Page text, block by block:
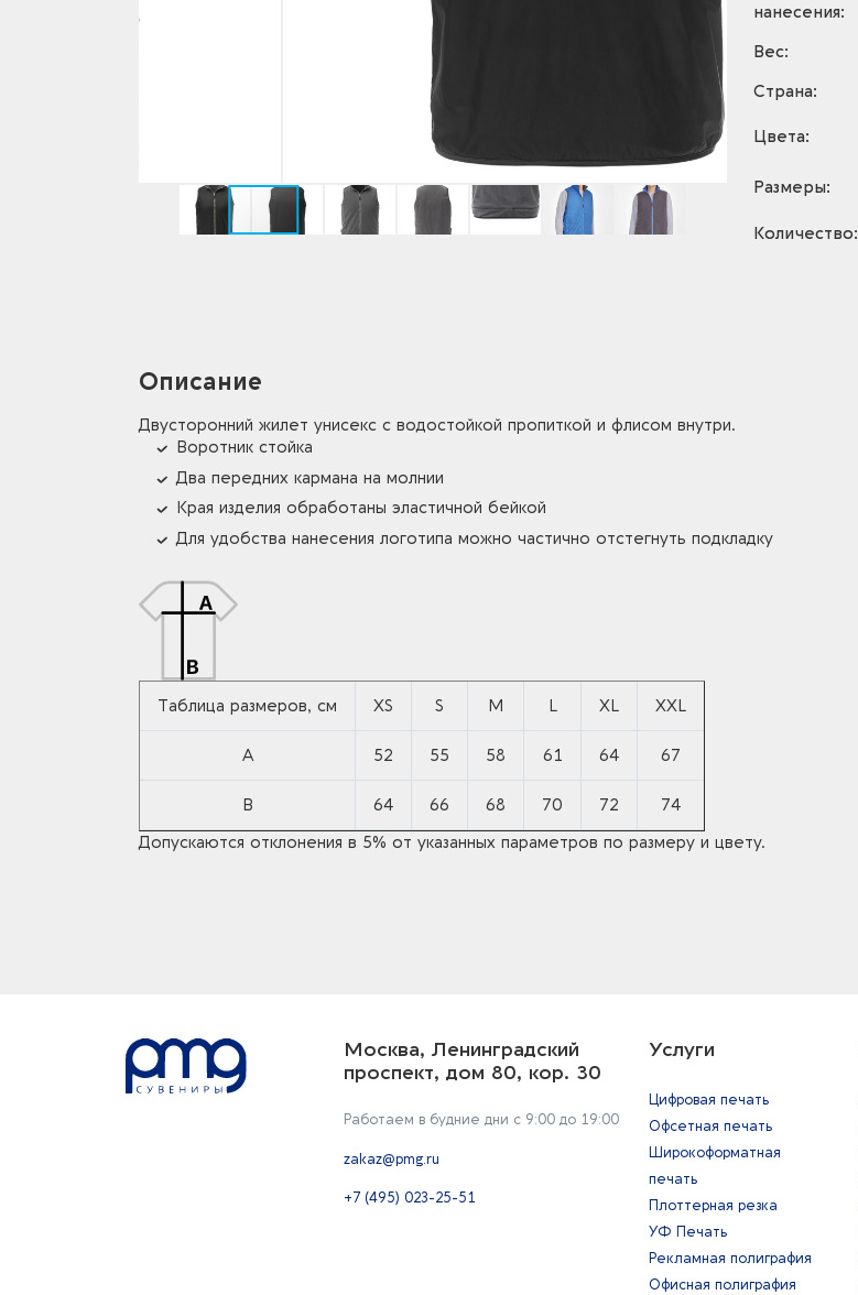
нанесения:
Вес:
Страна:
Цвета:
Размеры:
Количество:
Описание
Двусторонний жилет унисекс с водостойкой пропиткой и флисом внутри.
Воротник стойка
Два передних кармана на молнии
Края изделия обработаны эластичной бейкой
Для удобства нанесения логотипа можно частично отстегнуть подкладку
Таблица размеров, см XS S M L XL XXL
A 52 55 58 61 64 67
B 64 66 68 70 72
74
Допускаются отклонения в 5% от указанных параметров по размеру и цвету.
Москва, Ленинградский
проспект, дом 80, кор. 30
Работаем в будние дни с 9:00 до 19:00
zakaz@pmg.ru
+7 (495) 023-25-51
Услуги
Цифровая печать
Офсетная печать
Широкоформатная
печать
Плоттерная резка
УФ Печать
Рекламная полиграфия
Офисная полиграфия